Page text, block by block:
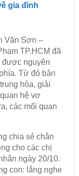
gia đình
Văn Sơn –
TP.HCM đã
được nguyên
Từ đó bản
hòa, giải
hệ vợ
các mối quan
chia sẻ chân
cho các chị
ngày 20/10.
con: lắng nghe